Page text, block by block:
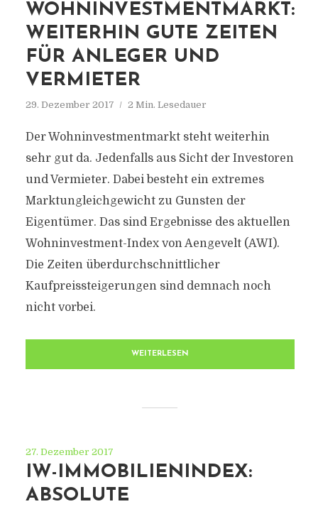
WOHNINVESTMENTMARKT:
WEITERHIN GUTE ZEITEN
FÜR ANLEGER UND
VERMIETER
29. Dezember 2017 2 Min. Lesedauer
Der Wohninvestmentmarkt steht weiterhin
sehr gut da. Jedenfalls aus Sicht der Investoren
und Vermieter. Dabei besteht ein extremes
Marktungleich­gewicht zu Gunsten der
Eigentümer. Das sind Ergebnisse des aktuellen
Wohninvestment-Index von Aengevelt (AWI).
Die Zeiten überdurchschnittlicher
Kaufpreissteigerungen sind demnach noch
nicht vorbei.
WEITERLESEN
27. Dezember 2017
IW-IMMOBILIENINDEX:
ABSOLUTE